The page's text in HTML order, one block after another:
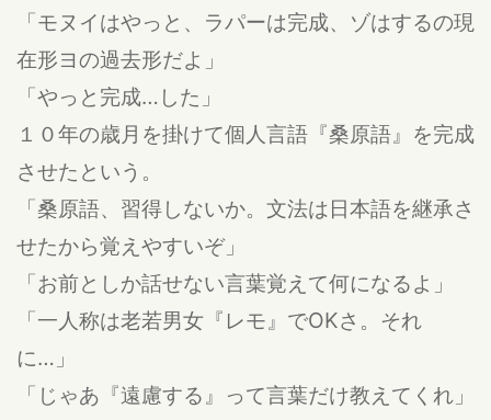
「モヌイはやっと、ラパーは完成、ゾはするの現
在形ヨの過去形だよ」
「やっと完成…した」
１０年の歳月を掛けて個人言語『桑原語』を完成
させたという。
「桑原語、習得しないか。文法は日本語を継承さ
せたから覚えやすいぞ」
「お前としか話せない言葉覚えて何になるよ」
「一人称は老若男女『レモ』でOKさ。それ
に…」
「じゃあ『遠慮する』って言葉だけ教えてくれ」